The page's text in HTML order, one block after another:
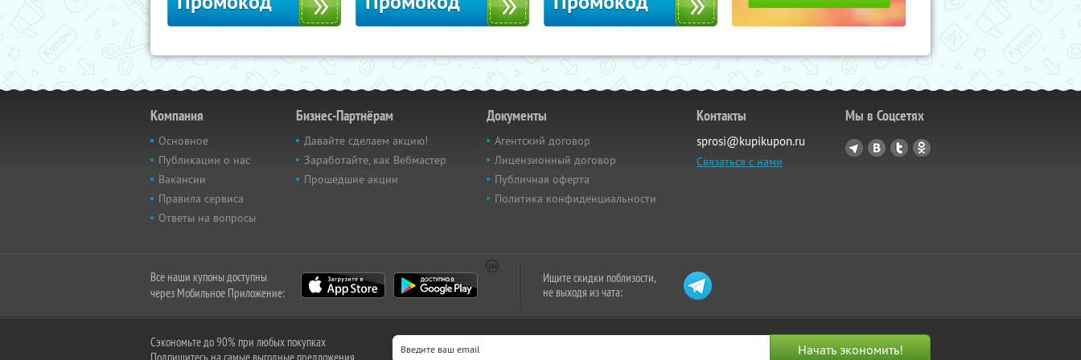
Компания
Основное
Публикации о нас
Вакансии
Правила сервиса
Ответы на вопросы
Бизнес-Партнёрам
Давайте сделаем акцию!
Заработайте, как Вебмастер
Прошедшие акции
Документы
Агентский договор
Лицензионный договор
Публичная оферта
Политика конфиденциальности
Контакты
sprosi@kupikupon.ru
Связаться с нами
Мы в Соцсетях
Все наши купоны доступны
через Мобильное Приложение:
Ищите скидки поблизости,
не выходя из чата:
Сэкономьте до 90% при любых покупках